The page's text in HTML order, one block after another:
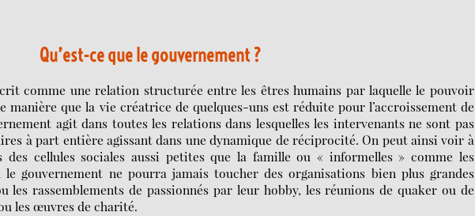
Qu’est-ce que le gouvernement ?
comme une relation structurée entre les êtres humains par laquelle le pouvoir
manière que la vie créatrice de quelques-uns est réduite pour l’accroissement de
agit dans toutes les relations dans lesquelles les intervenants ne sont pas
à part entière agissant dans une dynamique de réciprocité. On peut ainsi voir à
des cellules sociales aussi petites que la famille ou « informelles » comme les
gouvernement ne pourra jamais toucher des organisations bien plus grandes
les rassemblements de passionnés par leur hobby, les réunions de quaker ou de
les œuvres de charité.